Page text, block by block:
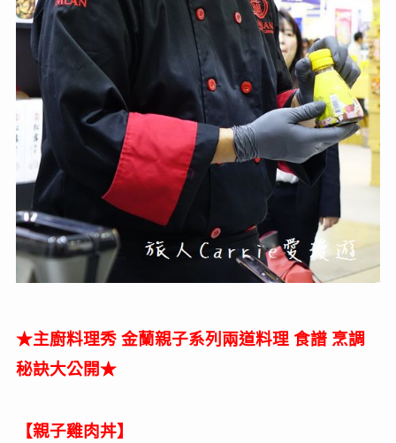
★主廚料理秀 金蘭親子系列兩道料理 食譜 烹調
秘訣大公開★
【親子雞肉丼】